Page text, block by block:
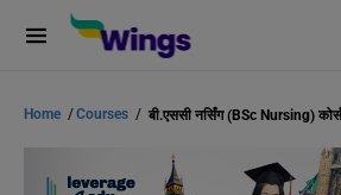
Home /Courses /